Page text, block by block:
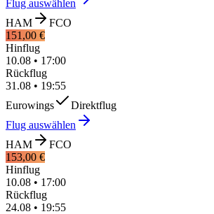
Flug auswählen
HAM
FCO
151,00 €
Hinflug
10.08 • 17:00
Rückflug
31.08 • 19:55
Eurowings
Direktflug
Flug auswählen
HAM
FCO
153,00 €
Hinflug
10.08 • 17:00
Rückflug
24.08 • 19:55